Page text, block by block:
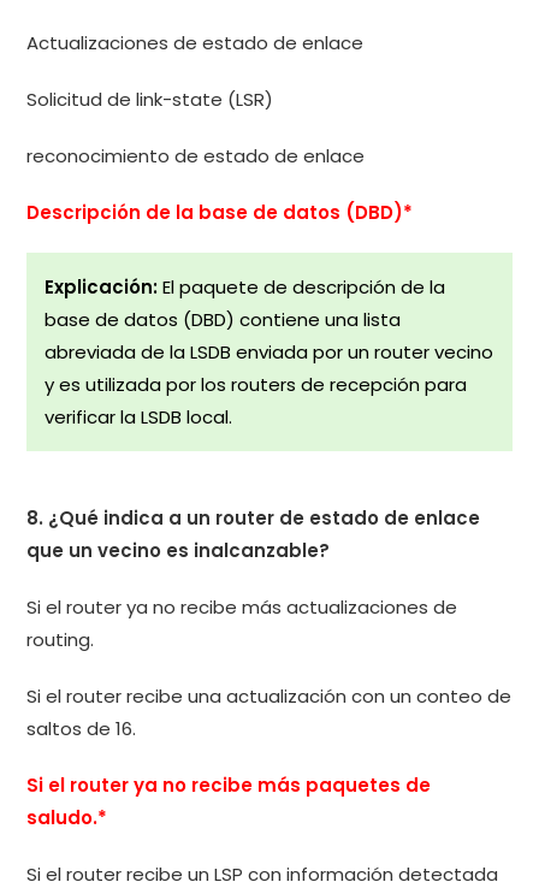
Actualizaciones de estado de enlace
Solicitud de link-state (LSR)
reconocimiento de estado de enlace
Descripción de la base de datos (DBD)*
Explicación:El paquete de descripción de la
base de datos (DBD) contiene una lista
abreviada de la LSDB enviada por un router vecino
y es utilizada por los routers de recepción para
verificar la LSDB local.
8. ¿Qué indica a un router de estado de enlace
que un vecino es inalcanzable?
Si el router ya no recibe más actualizaciones de
routing.
Si el router recibe una actualización con un conteo de
saltos de 16.
Si el router ya no recibe más paquetes de
saludo.*
Si el router recibe un LSP con información detectada